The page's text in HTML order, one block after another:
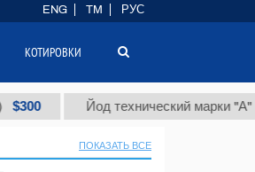
Йод технический марки "А" (т.)
ПОКАЗАТЬ ВСЕ
ENG TM РУС
КОТИРОВКИ